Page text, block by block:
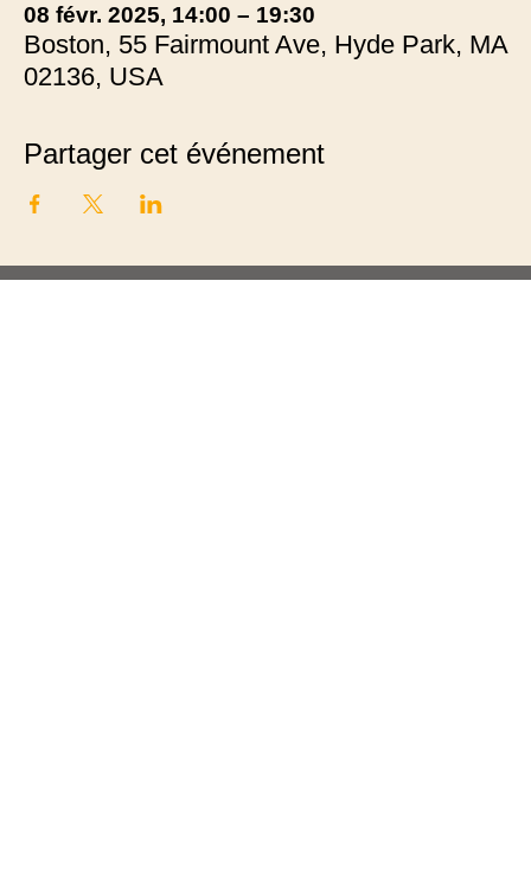
08 févr. 2025, 14:00 – 19:30
Boston, 55 Fairmount Ave, Hyde Park, MA
02136, USA
Partager cet événement